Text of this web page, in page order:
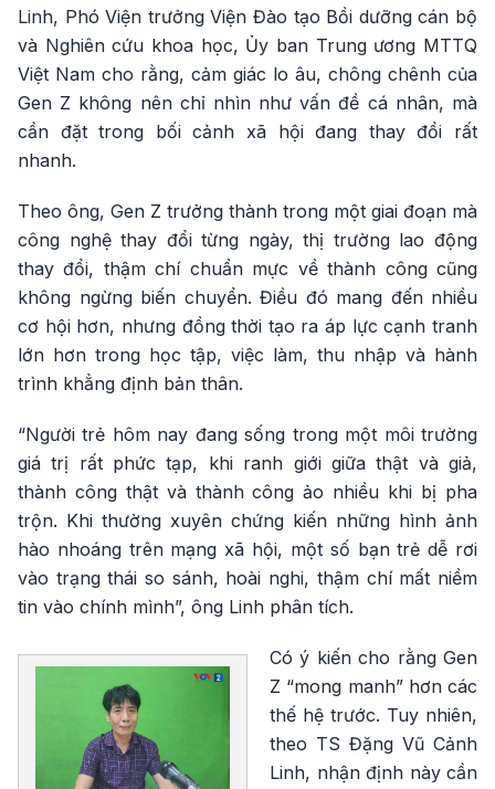
Linh, Phó Viện trưởng Viện Đào tạo Bồi dưỡng cán bộ
và Nghiên cứu khoa học, Ủy ban Trung ương MTTQ
Việt Nam cho rằng, cảm giác lo âu, chông chênh của
Gen Z không nên chỉ nhìn như vấn đề cá nhân, mà
cần đặt trong bối cảnh xã hội đang thay đổi rất
nhanh.
Theo ông, Gen Z trưởng thành trong một giai đoạn mà
công nghệ thay đổi từng ngày, thị trường lao động
thay đổi, thậm chí chuẩn mực về thành công cũng
không ngừng biến chuyển. Điều đó mang đến nhiều
cơ hội hơn, nhưng đồng thời tạo ra áp lực cạnh tranh
lớn hơn trong học tập, việc làm, thu nhập và hành
trình khẳng định bản thân.
“Người trẻ hôm nay đang sống trong một môi trường
giá trị rất phức tạp, khi ranh giới giữa thật và giả,
thành công thật và thành công ảo nhiều khi bị pha
trộn. Khi thường xuyên chứng kiến những hình ảnh
hào nhoáng trên mạng xã hội, một số bạn trẻ dễ rơi
vào trạng thái so sánh, hoài nghi, thậm chí mất niềm
tin vào chính mình”, ông Linh phân tích.
Có ý kiến cho rằng Gen
Z “mong manh” hơn các
thế hệ trước. Tuy nhiên,
theo TS Đặng Vũ Cảnh
Linh, nhận định này cần